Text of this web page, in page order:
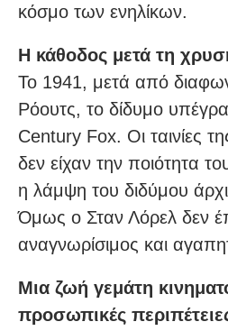
κόσμο των ενηλίκων.
Η κάθοδος μετά τη
Το 1941, μετά από
Ρόουτς, το δίδυμο
Century Fox. Οι ταινίες
δεν είχαν την ποιότητα
η λάμψη του διδύμου
Όμως ο Σταν Λόρελ δεν
αναγνωρίσιμος και
Μια ζωή γεμάτη
προσωπικές